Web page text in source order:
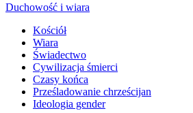
Duchowość i wiara
Kościół
Wiara
Świadectwo
Cywilizacja śmierci
Czasy końca
Prześladowanie chrześcijan
Ideologia gender